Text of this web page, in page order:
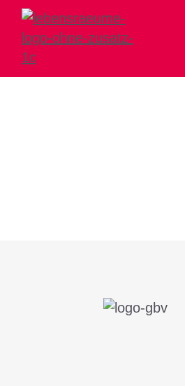
Kleinfeld 4